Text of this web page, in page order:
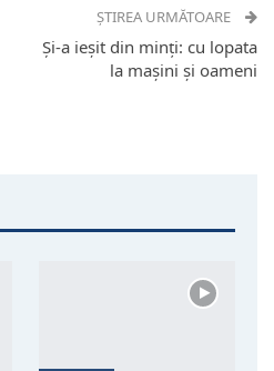
ȘTIREA URMĂTOARE
Și-a ieșit din minți: cu lopata
la mașini și oameni